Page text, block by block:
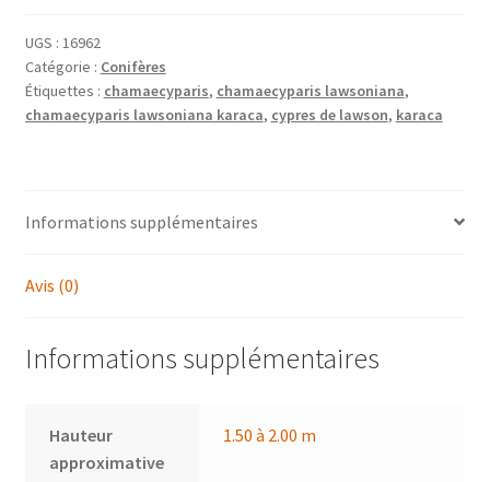
'Karaca'
UGS : 16962
Catégorie : Conifères
Étiquettes : chamaecyparis, chamaecyparis lawsoniana,
chamaecyparis lawsoniana karaca, cypres de lawson, karaca
Informations supplémentaires
Avis (0)
Informations supplémentaires
Hauteur
approximative
1.50 à 2.00 m